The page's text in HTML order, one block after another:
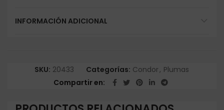
INFORMACIÓN ADICIONAL
SKU: 20433 Categorías: Condor, Plumas
Compartir en